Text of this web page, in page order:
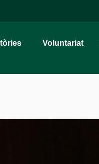
Voluntariat